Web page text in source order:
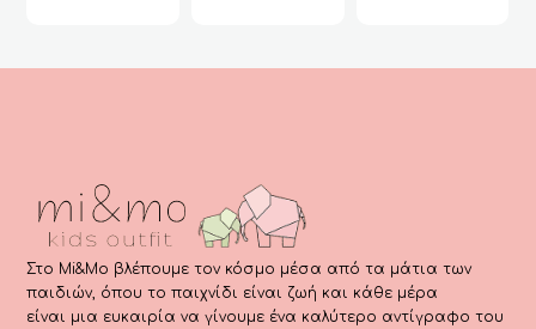
Στο Mi&Mo βλέπουμε τον κόσμο μέσα από τα μάτια των
παιδιών, όπου το παιχνίδι είναι ζωή και κάθε μέρα
είναι μια ευκαιρία να γίνουμε ένα καλύτερο αντίγραφο του